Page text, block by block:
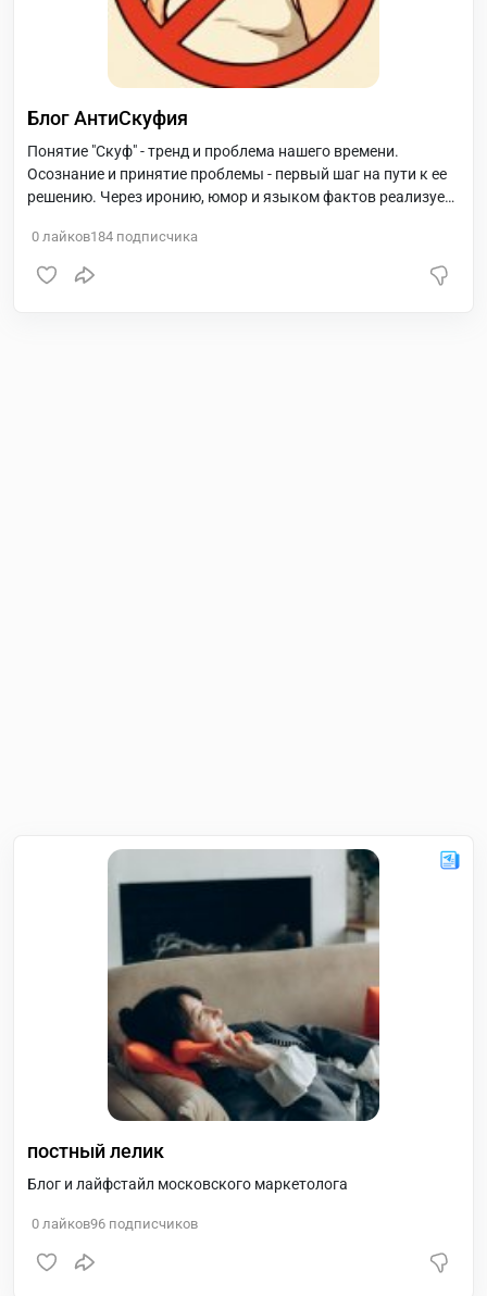
Блог АнтиСкуфия
Понятие "Скуф" - тренд и проблема нашего времени.
Осознание и принятие проблемы - первый шаг на пути к ее
решению. Через иронию, юмор и языком фактов реализуем
0 лайков184 подписчика
постный лелик
Блог и лайфстайл московского маркетолога
0 лайков96 подписчиков